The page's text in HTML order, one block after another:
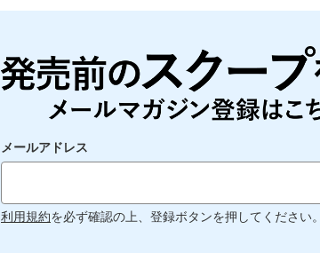
メールアドレス
利用規約を必ず確認の上、登録ボタンを押してください。